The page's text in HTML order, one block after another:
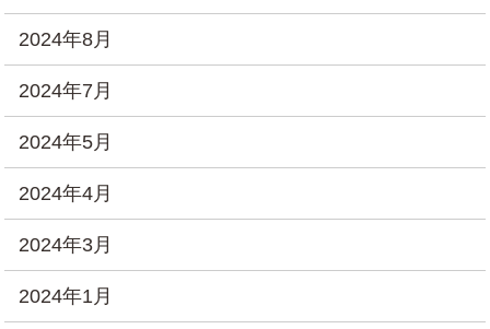
2024年8月
2024年7月
2024年5月
2024年4月
2024年3月
2024年1月